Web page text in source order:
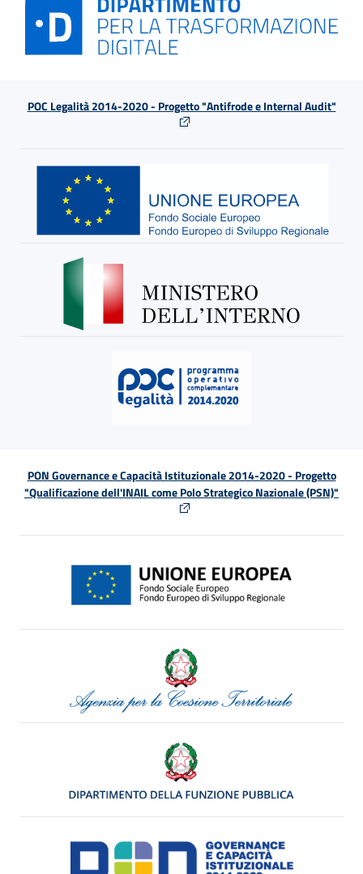
POC Legalità 2014-2020 - Progetto "Antifrode e Internal Audit"
PON Governance e Capacità Istituzionale 2014-2020 - Progetto
"Qualificazione dell'INAIL come Polo Strategico Nazionale (PSN)"